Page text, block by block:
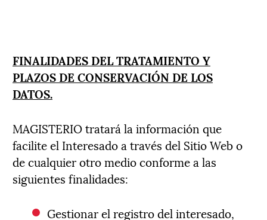
FINALIDADES DEL TRATAMIENTO Y
PLAZOS DE CONSERVACIÓN DE LOS
DATOS.
MAGISTERIO tratará la información que
facilite el Interesado a través del Sitio Web o
de cualquier otro medio conforme a las
siguientes finalidades:
Gestionar el registro del interesado,